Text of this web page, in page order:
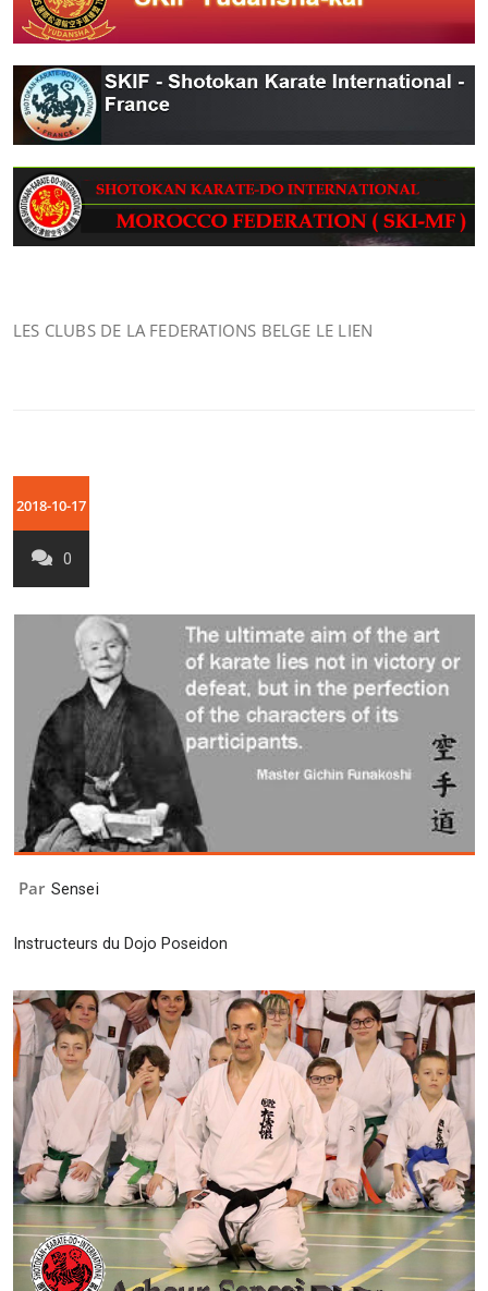
LES CLUBS DE LA FEDERATIONS BELGE LE LIEN
2018-10-17
0
Par Sensei
Instructeurs du Dojo Poseidon